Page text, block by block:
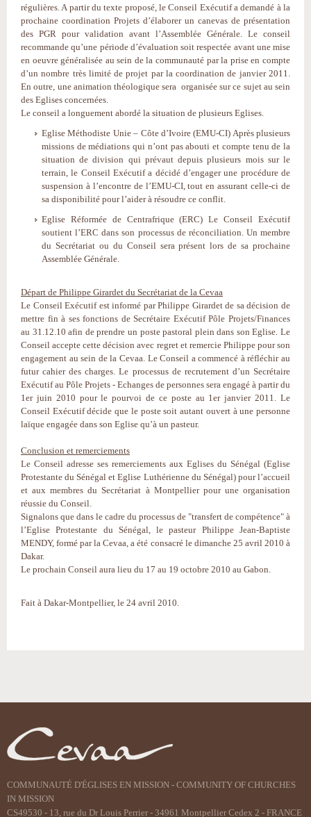
régulières. A partir du texte proposé, le Conseil Exécutif a demandé à la
prochaine coordination Projets d’élaborer un canevas de présentation
des PGR pour validation avant l’Assemblée Générale. Le conseil
recommande qu’une période d’évaluation soit respectée avant une mise
en oeuvre généralisée au sein de la communauté par la prise en compte
d’un nombre très limité de projet par la coordination de janvier 2011.
En outre, une animation théologique sera organisée sur ce sujet au sein
des Eglises concernées.
Le conseil a longuement abordé la situation de plusieurs Eglises.
Eglise Méthodiste Unie – Côte d’Ivoire (EMU-CI) Après plusieurs
missions de médiations qui n’ont pas abouti et compte tenu de la
situation de division qui prévaut depuis plusieurs mois sur le
terrain, le Conseil Exécutif a décidé d’engager une procédure de
suspension à l’encontre de l’EMU-CI, tout en assurant celle-ci de
sa disponibilité pour l’aider à résoudre ce conflit.
Eglise Réformée de Centrafrique (ERC) Le Conseil Exécutif
soutient l’ERC dans son processus de réconciliation. Un membre
du Secrétariat ou du Conseil sera présent lors de sa prochaine
Assemblée Générale.
Départ de Philippe Girardet du Secrétariat de la Cevaa
Le Conseil Exécutif est informé par Philippe Girardet de sa décision de
mettre fin à ses fonctions de Secrétaire Exécutif Pôle Projets/Finances
au 31.12.10 afin de prendre un poste pastoral plein dans son Eglise. Le
Conseil accepte cette décision avec regret et remercie Philippe pour son
engagement au sein de la Cevaa. Le Conseil a commencé à réfléchir au
futur cahier des charges. Le processus de recrutement d’un Secrétaire
Exécutif au Pôle Projets - Echanges de personnes sera engagé à partir du
1er juin 2010 pour le pourvoi de ce poste au 1er janvier 2011. Le
Conseil Exécutif décide que le poste soit autant ouvert à une personne
laïque engagée dans son Eglise qu’à un pasteur.
Conclusion et remerciements
Le Conseil adresse ses remerciements aux Eglises du Sénégal (Eglise
Protestante du Sénégal et Eglise Luthérienne du Sénégal) pour l’accueil
et aux membres du Secrétariat à Montpellier pour une organisation
réussie du Conseil.
Signalons que dans le cadre du processus de "transfert de compétence" à
l’Eglise Protestante du Sénégal, le pasteur Philippe Jean-Baptiste
MENDY, formé par la Cevaa, a été consacré le dimanche 25 avril 2010 à
Dakar.
Le prochain Conseil aura lieu du 17 au 19 octobre 2010 au Gabon.
Fait à Dakar-Montpellier, le 24 avril 2010.
document
COMMUNAUTÉ D'ÉGLISES EN MISSION - COMMUNITY OF CHURCHES
IN MISSION
CS49530 - 13, rue du Dr Louis Perrier - 34961 Montpellier Cedex 2 - FRANCE